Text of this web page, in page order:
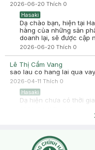
2026-06-20 Thích 0
Hasaki
Dạ chào bạn, hiện tại
hàng của những sản
doanh lại, sẽ được cập
2026-06-20 Thích 0
Lê Thị Cẩm Vang
sao lau co hang lai qua
2026-04-11 Thích 0
Hasaki
Dạ hiện chưa có thời